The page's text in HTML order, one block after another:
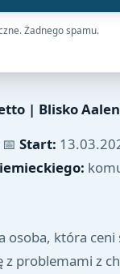
Żadnego spamu.
| Blisko
Start:
osoba, która
problemami z